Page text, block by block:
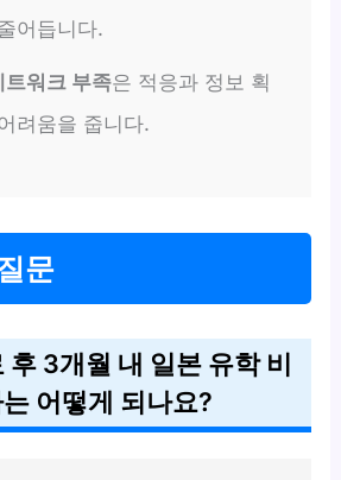
어듭니다.
트워크 부족은 적응과 정보 획
려움을 줍니다.
문
후 3개월 내 일본 유학 비
어떻게 되나요?